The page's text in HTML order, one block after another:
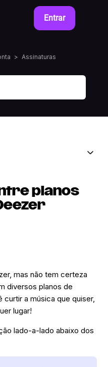
Entrar
Assinaturas
planos
mas não tem certeza
diversos planos de
a música que quiser,
lugar!
lado-a-lado abaixo dos